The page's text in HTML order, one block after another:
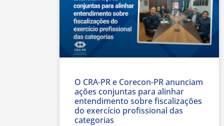
O CRA-PR e Corecon-PR anunciam
ações conjuntas para alinhar
entendimento sobre fiscalizações
do exercício profissional das
categorias